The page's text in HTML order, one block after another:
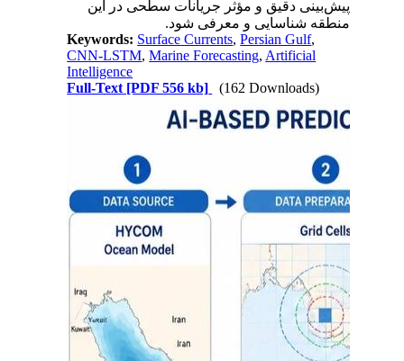
پیش‌بینی دقیق و مؤثر جریانات سطحی در این
منطقه شناسایی و معرفی شود.
Keywords: Surface Currents,Persian Gulf,
CNN-LSTM,Marine Forecasting, Artificial
Intelligence
Full-Text [PDF 556 kb] (162 Downloads)